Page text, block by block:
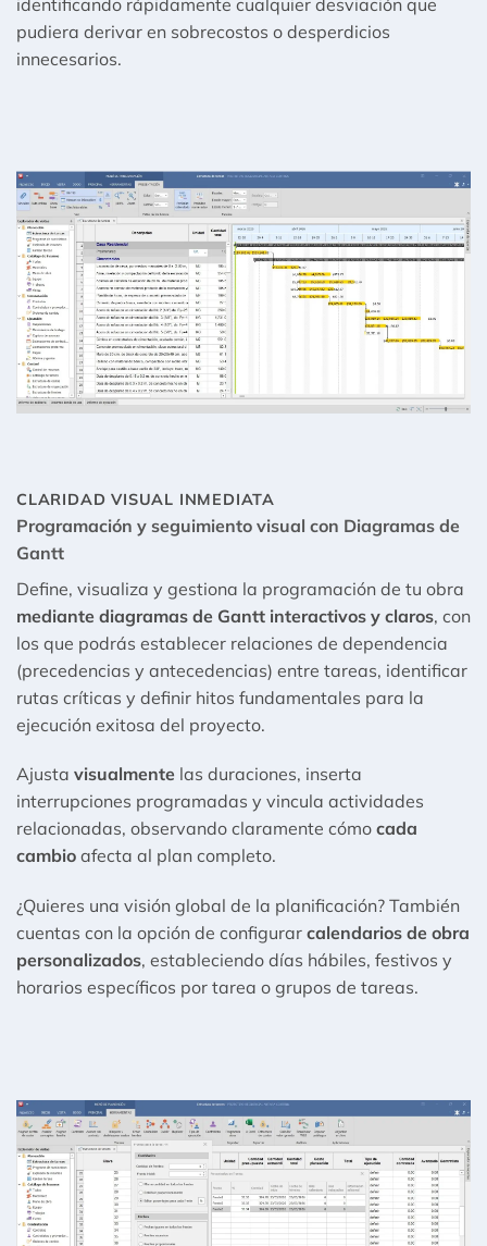
pudiera derivar en sobrecostos o desperdicios
innecesarios.
CLARIDAD VISUAL INMEDIATA
Programación y seguimiento visual con Diagramas de
Gantt
Define, visualiza y gestiona la programación de tu obra
mediante diagramas de Gantt interactivos y claros, con
los que podrás establecer relaciones de dependencia
(precedencias y antecedencias) entre tareas, identificar
rutas críticas y definir hitos fundamentales para la
ejecución exitosa del proyecto.
Ajusta visualmente las duraciones, inserta
interrupciones programadas y vincula actividades
relacionadas, observando claramente cómo cada
cambio afecta al plan completo.
¿Quieres una visión global de la planificación? También
cuentas con la opción de configurar calendarios de obra
personalizados, estableciendo días hábiles, festivos y
horarios específicos por tarea o grupos de tareas.